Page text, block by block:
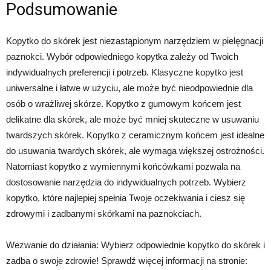
Podsumowanie
Kopytko do skórek jest niezastąpionym narzędziem w pielęgnacji
paznokci. Wybór odpowiedniego kopytka zależy od Twoich
indywidualnych preferencji i potrzeb. Klasyczne kopytko jest
uniwersalne i łatwe w użyciu, ale może być nieodpowiednie dla
osób o wrażliwej skórze. Kopytko z gumowym końcem jest
delikatne dla skórek, ale może być mniej skuteczne w usuwaniu
twardszych skórek. Kopytko z ceramicznym końcem jest idealne
do usuwania twardych skórek, ale wymaga większej ostrożności.
Natomiast kopytko z wymiennymi końcówkami pozwala na
dostosowanie narzędzia do indywidualnych potrzeb. Wybierz
kopytko, które najlepiej spełnia Twoje oczekiwania i ciesz się
zdrowymi i zadbanymi skórkami na paznokciach.
Wezwanie do działania: Wybierz odpowiednie kopytko do skórek i
zadba o swoje zdrowie! Sprawdź więcej informacji na stronie: